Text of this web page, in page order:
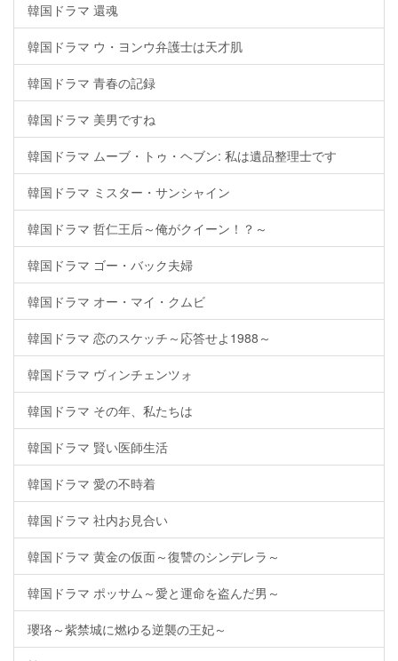
韓国ドラマ 還魂
韓国ドラマ ウ・ヨンウ弁護士は天才肌
韓国ドラマ 青春の記録
韓国ドラマ 美男ですね
韓国ドラマ ムーブ・トゥ・ヘブン: 私は遺品整理士です
韓国ドラマ ミスター・サンシャイン
韓国ドラマ 哲仁王后～俺がクイーン！？～
韓国ドラマ ゴー・バック夫婦
韓国ドラマ オー・マイ・クムビ
韓国ドラマ 恋のスケッチ～応答せよ1988～
韓国ドラマ ヴィンチェンツォ
韓国ドラマ その年、私たちは
韓国ドラマ 賢い医師生活
韓国ドラマ 愛の不時着
韓国ドラマ 社内お見合い
韓国ドラマ 黄金の仮面～復讐のシンデレラ～
韓国ドラマ ポッサム～愛と運命を盗んだ男～
瓔珞～紫禁城に燃ゆる逆襲の王妃～